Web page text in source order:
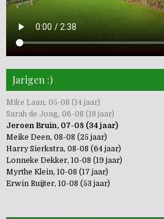
Jarigen :)
Mike Laan, 05-08 (14 jaar)
Sarah de Jong, 06-08 (18 jaar)
Jeroen Bruin, 07-08 (34 jaar)
Meike Deen, 08-08 (25 jaar)
Harry Sierkstra, 08-08 (64 jaar)
Lonneke Dekker, 10-08 (19 jaar)
Myrthe Klein, 10-08 (17 jaar)
Erwin Ruijter, 10-08 (53 jaar)